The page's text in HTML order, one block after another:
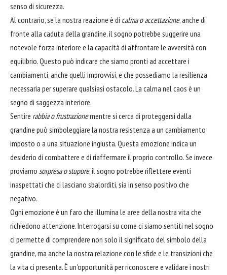
senso di sicurezza.
Al contrario, se la nostra reazione è di calma o accettazione, anche di
fronte alla caduta della grandine, il sogno potrebbe suggerire una
notevole forza interiore e la capacità di affrontare le avversità con
equilibrio. Questo può indicare che siamo pronti ad accettare i
cambiamenti, anche quelli improvvisi, e che possediamo la resilienza
necessaria per superare qualsiasi ostacolo. La calma nel caos è un
segno di saggezza interiore.
Sentire rabbia o frustrazionementre si cerca di proteggersi dalla
grandine può simboleggiare la nostra resistenza a un cambiamento
imposto o a una situazione ingiusta. Questa emozione indica un
desiderio di combattere e di riaffermare il proprio controllo. Se invece
proviamo sorpresa o stupore, il sogno potrebbe riflettere eventi
inaspettati che ci lasciano sbalorditi, sia in senso positivo che
negativo.
Ogni emozione è un faro che illumina le aree della nostra vita che
richiedono attenzione. Interrogarsi su come ci siamo sentiti nel sogno
ci permette di comprendere non solo il significato del simbolo della
grandine, ma anche la nostra relazione con le sfide e le transizioni che
la vita ci presenta. È un'opportunità per riconoscere e validare i nostri